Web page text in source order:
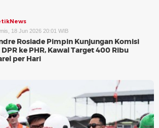
18 Jun 2026 20:01 WIB
Rosiade Pimpin Kunjungan Komisi
DPR ke PHR, Kawal Target 400 Ribu
per Hari